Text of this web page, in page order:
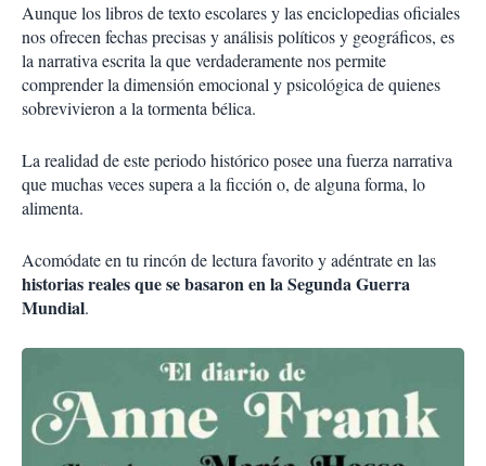
Aunque los libros de texto escolares y las enciclopedias oficiales
nos ofrecen fechas precisas y análisis políticos y geográficos, es
la narrativa escrita la que verdaderamente nos permite
comprender la dimensión emocional y psicológica de quienes
sobrevivieron a la tormenta bélica.
La realidad de este periodo histórico posee una fuerza narrativa
que muchas veces supera a la ficción o, de alguna forma, lo
alimenta.
Acomódate en tu rincón de lectura favorito y adéntrate en las
historias reales que se basaron en la Segunda Guerra
Mundial.